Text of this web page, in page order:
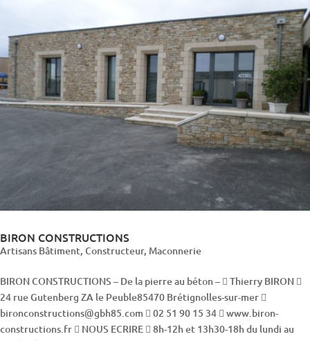
BIRON CONSTRUCTIONS
Artisans Bâtiment, Constructeur, Maconnerie
BIRON CONSTRUCTIONS – De la pierre au béton –  Thierry BIRON 
24 rue Gutenberg ZA le Peuble85470 Brétignolles-sur-mer 
bironconstructions@gbh85.com  02 51 90 15 34  www.biron-
constructions.fr  NOUS ECRIRE  8h-12h et 13h30-18h du lundi au